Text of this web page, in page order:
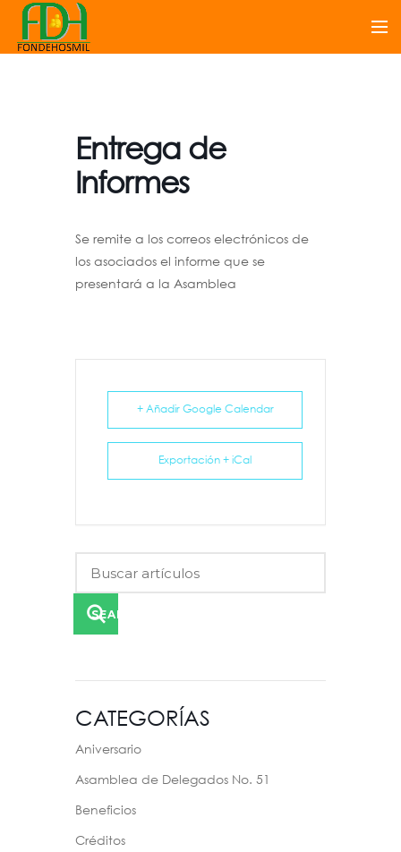
Entrega de
Informes
Se remite a los correos electrónicos de
los asociados el informe que se
presentará a la Asamblea
+ Añadir Google Calendar
Exportación + iCal
SEARCH
CATEGORÍAS
Aniversario
Asamblea de Delegados No. 51
Beneficios
Créditos